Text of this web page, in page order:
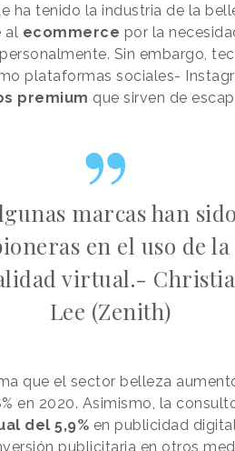
ha tenido la industria de la
al ecommerce por la
Sin embargo,
plataformas sociales-
premium que sirven de
marcas han sido
en el uso de la
virtual.-
Lee (Zenith)
que el sector belleza
en 2020. Asimismo, la
del 5,9% en publicidad
publicitaria en otros